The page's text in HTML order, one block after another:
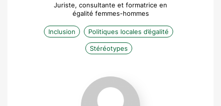
Juriste, consultante et formatrice en
égalité femmes-hommes
Inclusion Politiques locales d’égalité
Stéréotypes
Cléa
Kahn-
Sriber